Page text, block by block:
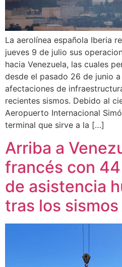
La aerolínea española Iberia
jueves 9 de julio sus
hacia Venezuela, las cuales
desde el pasado 26 de junio
afectaciones de
recientes sismos. Debido al
Aeropuerto Internacional
terminal que sirve a la […]
Arriba a
francés con
de asistencia
tras los sismos